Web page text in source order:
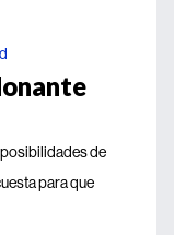
de
para que